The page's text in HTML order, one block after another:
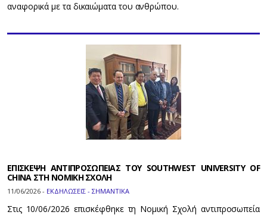
αναφορικά με τα δικαιώματα του ανθρώπου.
ΕΠΙΣΚΕΨΗ ΑΝΤΙΠΡΟΣΩΠΕΙΑΣ ΤΟΥ SOUTHWEST UNIVERSITY OF
CHINA ΣΤΗ ΝΟΜΙΚΗ ΣΧΟΛΗ
11/06/2026 - ΕΚΔΗΛΩΣΕΙΣ - ΣΗΜΑΝΤΙΚΑ
Στις 10/06/2026 επισκέφθηκε τη Νομική Σχολή αντιπροσωπεία